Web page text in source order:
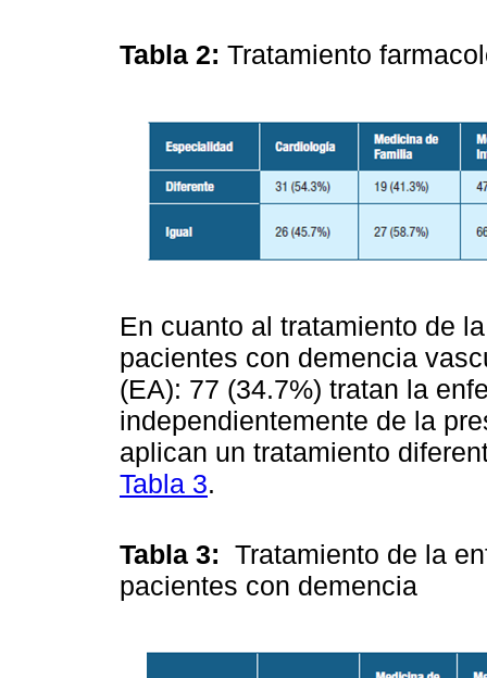
Tabla 2: Tratamiento
En cuanto al tratamiento de
pacientes con demencia
(EA): 77 (34.7%) tratan la
independientemente de la
aplican un tratamiento
Tabla 3.
Tabla 3: Tratamiento de la
pacientes con demencia